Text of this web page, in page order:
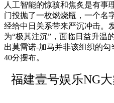
人工智能的惊骇和焦炙是有事
门投抛了一枚燃烧瓶，一个
经给中日关系带来严沉冲击。
为“极其注沉”，面临日益升温
出莫雷诺-加马并非该组织的勾
40分摆布。
福建壹号娱乐NG